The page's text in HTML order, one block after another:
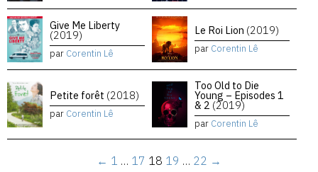
Give Me Liberty
(2019)
par Corentin Lê
Le Roi Lion (2019)
par Corentin Lê
Petite forêt (2018)
par Corentin Lê
Too Old to Die
Young – Episodes 1
& 2 (2019)
par Corentin Lê
← 1 … 17 18 19 … 22 →